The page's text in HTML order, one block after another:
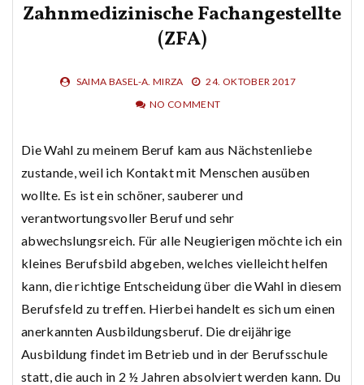
Zahnmedizinische Fachangestellte
(ZFA)
SAIMA BASEL-A. MIRZA
24. OKTOBER 2017
NO COMMENT
Die Wahl zu meinem Beruf kam aus Nächstenliebe
zustande, weil ich Kontakt mit Menschen ausüben
wollte. Es ist ein schöner, sauberer und
verantwortungsvoller Beruf und sehr
abwechslungsreich. Für alle Neugierigen möchte ich ein
kleines Berufsbild abgeben, welches vielleicht helfen
kann, die richtige Entscheidung über die Wahl in diesem
Berufsfeld zu treffen. Hierbei handelt es sich um einen
anerkannten Ausbildungsberuf. Die dreijährige
Ausbildung findet im Betrieb und in der Berufsschule
statt, die auch in 2 ½ Jahren absolviert werden kann. Du